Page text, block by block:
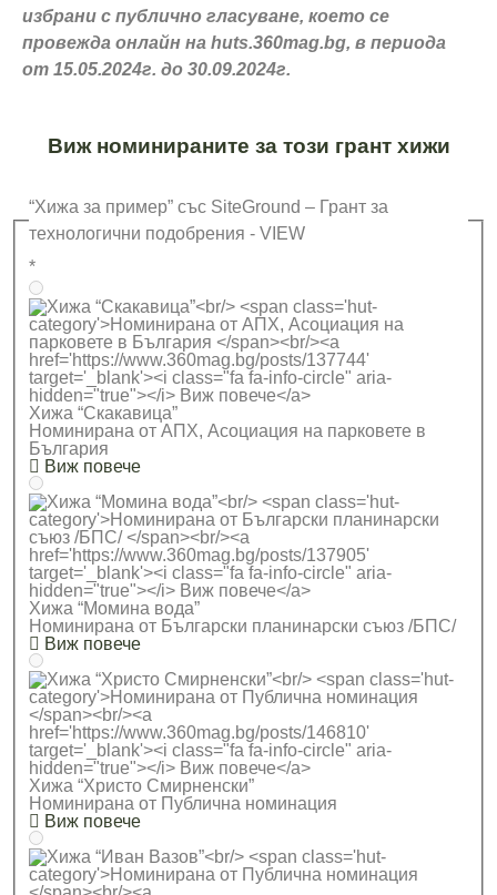
избрани с публично гласуване, което се
провежда онлайн на huts.360mag.bg, в периода
от 15.05.2024г. до 30.09.2024г.
Виж номинираните за този грант хижи
“Хижа за пример” със SiteGround – Грант за
технологични подобрения - VIEW
*
Хижа “Скакавица”
Номинирана от АПХ, Асоциация на парковете в
България
Виж повече
Хижа “Момина вода”
Номинирана от Български планинарски съюз /БПС/
Виж повече
Хижа “Христо Смирненски”
Номинирана от Публична номинация
Виж повече